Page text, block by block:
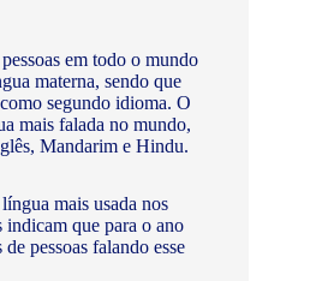
em todo o mundo
materna, sendo que
segundo idioma. O
mais falada no mundo,
Mandarim e Hindu.
mais usada nos
indicam que para o ano
pessoas falando esse